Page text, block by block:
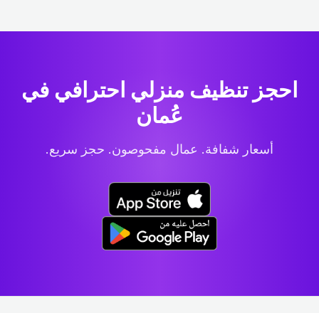
احجز تنظيف منزلي احترافي في
عُمان
أسعار شفافة. عمال مفحوصون. حجز سريع.